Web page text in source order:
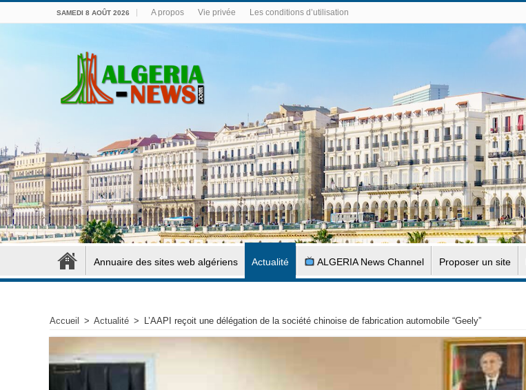
SAMEDI 8 AOÛT 2026 A propos Vie privée Les conditions d’utilisation
Annuaire des sites web algériens Actualité ALGERIA News Channel Proposer un site
Accueil > Actualité > L’AAPI reçoit une délégation de la société chinoise de fabrication automobile “Geely”